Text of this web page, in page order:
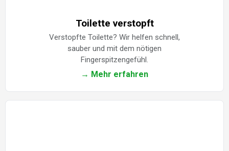
Toilette verstopft
Verstopfte Toilette? Wir helfen schnell,
sauber und mit dem nötigen
Fingerspitzengefühl.
→ Mehr erfahren